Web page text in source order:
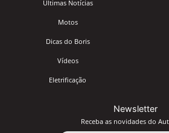
Últimas Notícias
Motos
Dicas do Boris
Vídeos
Eletrificação
Newsletter
Receba as novidades do